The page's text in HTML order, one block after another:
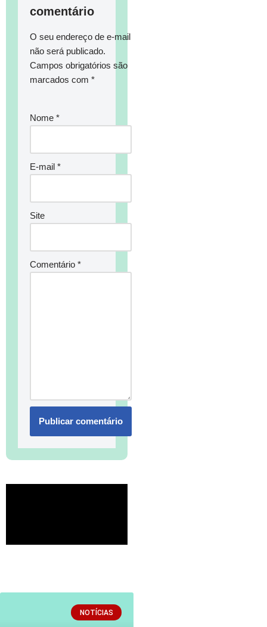
comentário
O seu endereço de e-mail
não será publicado.
Campos obrigatórios são
marcados com *
Nome *
E-mail *
Site
Comentário *
NOTÍCIAS